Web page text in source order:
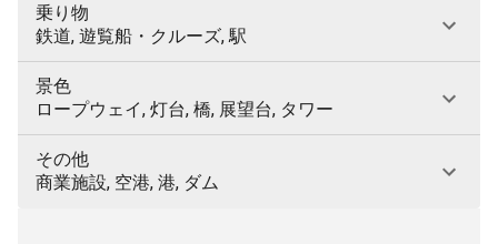
乗り物
鉄道, 遊覧船・クルーズ, 駅
景色
ロープウェイ, 灯台, 橋, 展望台, タワー
その他
商業施設, 空港, 港, ダム